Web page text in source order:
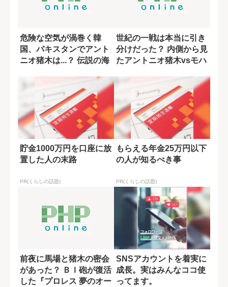
危険な空気が渦巻く韓
国、パキスタンでアント
ニオ猪木は...？ 伝説の海
世紀の一戦は本当に引き
分けだった？ 内側から見
たアントニオ猪木vsモハ
貯金1000万円を口座に放
置した人の末路
PR(くらしの話題)
もらえる年金25万円以下
の人が知るべき事
PR(くらしの話題)
前夜に馬場と猪木の密会
があった？ ＢＩ砲が復活
した『プロレス 夢のオー
SNSアカウントを着実に
成長。実はみんなココ使
ってます。